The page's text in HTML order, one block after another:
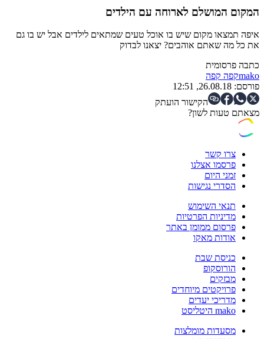
המקום המושלם לארוחה עם הילדים
איפה תמצאו מקום שיש בו אוכל טעים שמתאים לילדים אבל יש בו גם
את כל מה שאתם אוהבים? יצאנו לבדוק
כתבה פרסומית
makoקפה קפה
פורסם: 26.08.18, 12:51
הקישור הועתק
מצאתם טעות לשון?
צרו קשר
פרסמו אצלנו
זמני היום
הסדרי נגישות
תנאי השימוש
מדיניות הפרטיות
פרסום ממומן באתר
אודות מאקו
כניסת שבת
הורוסקופ
מבזקים
פרויקטים מיוחדים
מדריכי יעדים
mako היטליסט
מסעדות מומלצות